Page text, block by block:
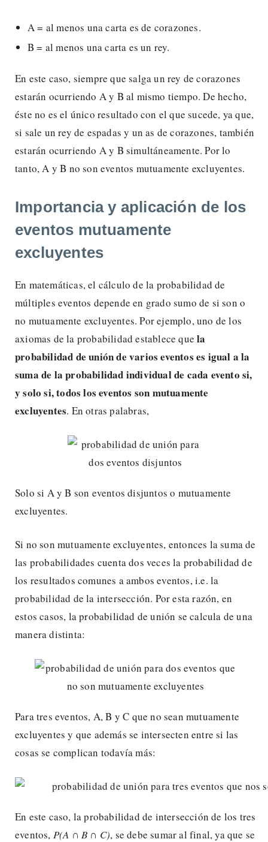
A = al menos una carta es de corazones.
B = al menos una carta es un rey.
En este caso, siempre que salga un rey de corazones
estarán ocurriendo A y B al mismo tiempo. De hecho,
éste no es el único resultado con el que sucede, ya que,
si sale un rey de espadas y un as de corazones, también
estarán ocurriendo A y B simultáneamente. Por lo
tanto, A y B no son eventos mutuamente excluyentes.
Importancia y aplicación de los
eventos mutuamente
excluyentes
En matemáticas, el cálculo de la probabilidad de
múltiples eventos depende en grado sumo de si son o
no mutuamente excluyentes. Por ejemplo, uno de los
axiomas de la probabilidad establece quela
probabilidad de unión de varios eventos es igual a la
suma de la probabilidad individual de cada evento si,
y solo si, todos los eventos son mutuamente
excluyentes. En otras palabras,
Solo si A y B son eventos disjuntos o mutuamente
excluyentes.
Si no son mutuamente excluyentes, entonces la suma de
las probabilidades cuenta dos veces la probabilidad de
los resultados comunes a ambos eventos, i.e. la
probabilidad de la intersección. Por esta razón, en
estos casos, la probabilidad de unión se calcula de una
manera distinta:
Para tres eventos, A, B y C que no sean mutuamente
excluyentes y que además se intersecten entre si las
cosas se complican todavía más:
En este caso, la probabilidad de intersección de los tres
eventos, P(A ∩ B ∩ C), se debe sumar al final, ya que se